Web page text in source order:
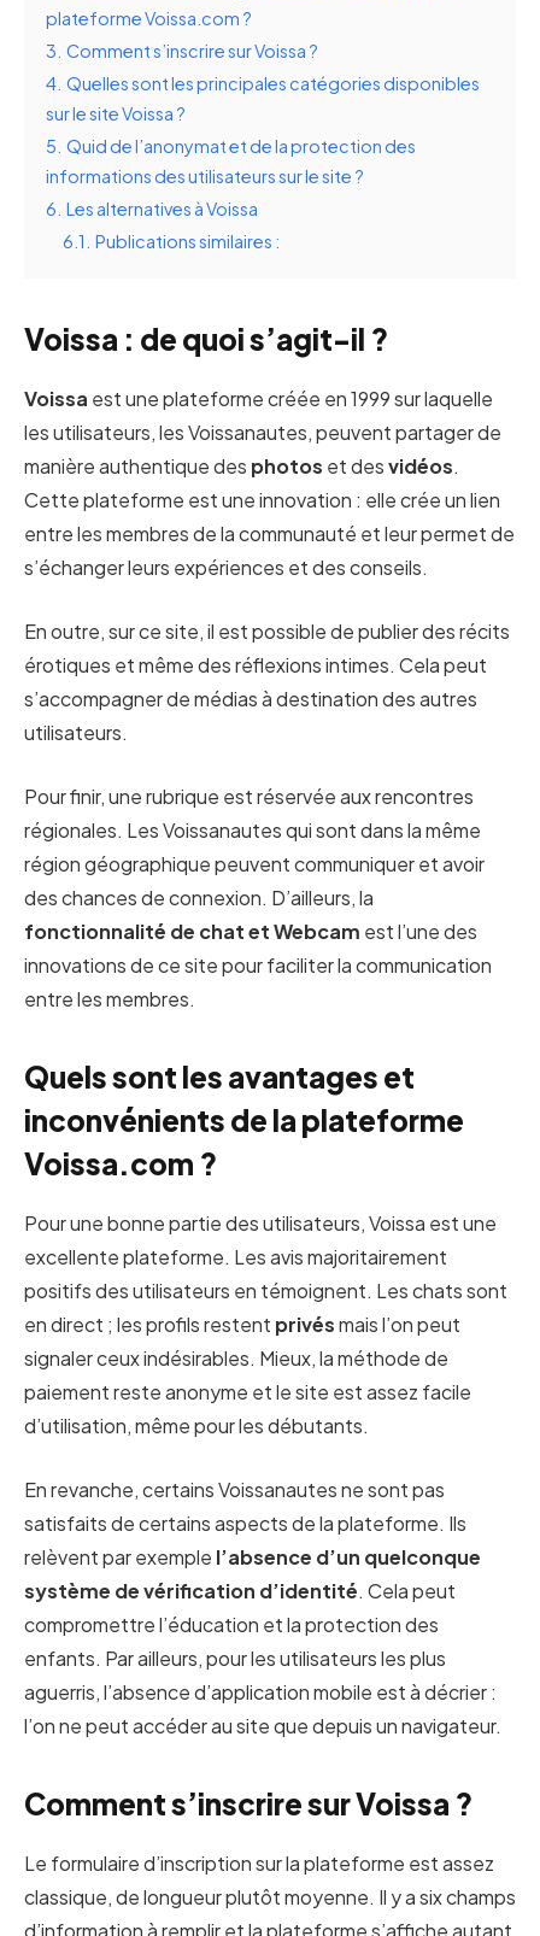
plateforme Voissa.com ?
3. Comment s’inscrire sur Voissa ?
4. Quelles sont les principales catégories disponibles
sur le site Voissa ?
5. Quid de l’anonymat et de la protection des
informations des utilisateurs sur le site ?
6. Les alternatives à Voissa
6.1. Publications similaires :
Voissa : de quoi s’agit-il ?
Voissa est une plateforme créée en 1999 sur laquelle
les utilisateurs, les Voissanautes, peuvent partager de
manière authentique des photos et desvidéos.
Cette plateforme est une innovation : elle crée un lien
entre les membres de la communauté et leur permet de
s’échanger leurs expériences et des conseils.
En outre, sur ce site, il est possible de publier des récits
érotiques et même des réflexions intimes. Cela peut
s’accompagner de médias à destination des autres
utilisateurs.
Pour finir, une rubrique est réservée aux rencontres
régionales. Les Voissanautes qui sont dans la même
région géographique peuvent communiquer et avoir
des chances de connexion. D’ailleurs, la
fonctionnalité de chat et Webcam est l’une des
innovations de ce site pour faciliter la communication
entre les membres.
Quels sont les avantages et
inconvénients de la plateforme
Voissa.com ?
Pour une bonne partie des utilisateurs, Voissa est une
excellente plateforme. Les avis majoritairement
positifs des utilisateurs en témoignent. Les chats sont
en direct ; les profils restent privésmais l’on peut
signaler ceux indésirables. Mieux, la méthode de
paiement reste anonyme et le site est assez facile
d’utilisation, même pour les débutants.
En revanche, certains Voissanautes ne sont pas
satisfaits de certains aspects de la plateforme. Ils
relèvent par exemple l’absence d’un quelconque
système de vérification d’identité. Cela peut
compromettre l’éducation et la protection des
enfants. Par ailleurs, pour les utilisateurs les plus
aguerris, l’absence d’application mobile est à décrier :
l’on ne peut accéder au site que depuis un navigateur.
Comment s’inscrire sur Voissa ?
Le formulaire d’inscription sur la plateforme est assez
classique, de longueur plutôt moyenne. Il y a six champs
d’information à remplir et la plateforme s’affiche autant